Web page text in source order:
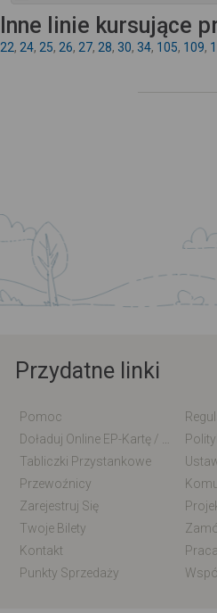
Inne linie kursujące
22, 24, 25, 26, 27, 28, 30, 34, 105, 109,
Przydatne linki
Pomoc
Tabliczki Przystankowe
Przewoźnicy
Zarejestruj Się
Twoje Bilety
Kontakt
Praca
Punkty Sprzedaży